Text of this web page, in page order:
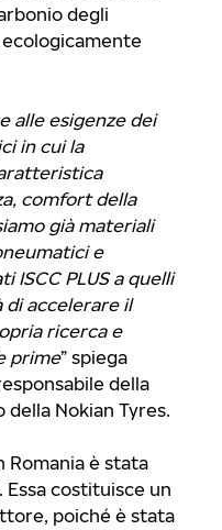
degli
alle esigenze dei
in cui la
comfort della
già materiali
e
ISCC PLUS a quelli
di accelerare il
ricerca e
prime” spiega
della
Nokian Tyres.
Romania è stata
costituisce un
poiché è stata